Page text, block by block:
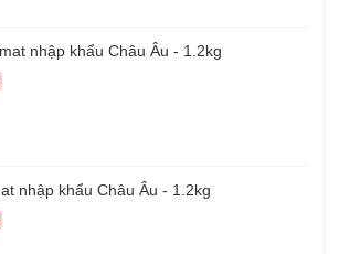
năng tăng cường: Vệ sinh tăng cường -
Hygiene, Rửa nhanh - Extra fast, Tiêt kiệm
save
nhập khẩu Châu Âu - 1.2kg
nhập khẩu Châu Âu - 1.2kg